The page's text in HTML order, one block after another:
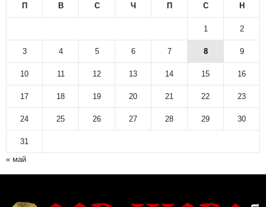
П В С Ч П С Н
1 2
3 4 5 6 7 8 9
10 11 12 13 14 15 16
17 18 19 20 21 22 23
24 25 26 27 28 29 30
31
« май